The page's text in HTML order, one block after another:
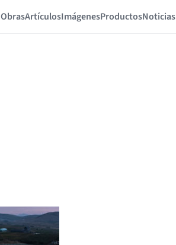
ObrasArtículosImágenesProductosNoticias